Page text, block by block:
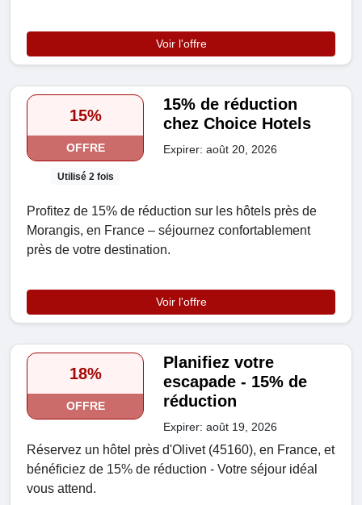
Voir l'offre
15%
OFFRE
Utilisé 2 fois
15% de réduction
chez Choice Hotels
Expirer: août 20, 2026
Profitez de 15% de réduction sur les hôtels près de
Morangis, en France – séjournez confortablement
près de votre destination.
Voir l'offre
18%
OFFRE
Planifiez votre
escapade - 15% de
réduction
Expirer: août 19, 2026
Réservez un hôtel près d'Olivet (45160), en France, et
bénéficiez de 15% de réduction - Votre séjour idéal
vous attend.